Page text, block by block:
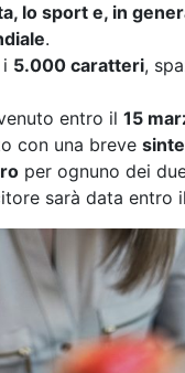
lo sport e, in
.
5.000 caratteri,
entro il 15
con una breve
per ognuno dei
sarà data entro il